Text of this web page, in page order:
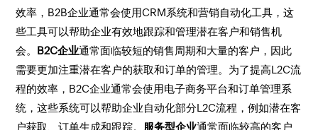
效率，B2B企业通常会使用CRM系统和营销自动化工具，这
些工具可以帮助企业有效地跟踪和管理潜在客户和销售机
会。 B2C企业通常面临较短的销售周期和大量的客户，因此
需要更加注重潜在客户的获取和订单的管理。为了提高L2C流
程的效率，B2C企业通常会使用电子商务平台和订单管理系
统，这些系统可以帮助企业自动化部分L2C流程，例如潜在客
户获取、订单生成和跟踪。 服务型企业通常面临较高的客户